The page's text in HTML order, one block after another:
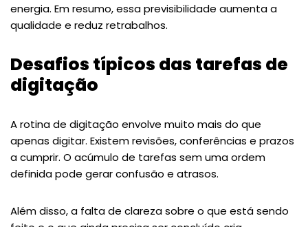
energia. Em resumo, essa previsibilidade aumenta a
qualidade e reduz retrabalhos.
Desafios típicos das tarefas de
digitação
A rotina de digitação envolve muito mais do que
apenas digitar. Existem revisões, conferências e prazos
a cumprir. O acúmulo de tarefas sem uma ordem
definida pode gerar confusão e atrasos.
Além disso, a falta de clareza sobre o que está sendo